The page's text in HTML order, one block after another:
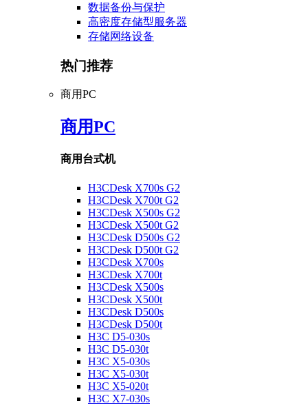
数据备份与保护
高密度存储型服务器
存储网络设备
热门推荐
商用PC
商用PC
商用台式机
H3CDesk X700s G2
H3CDesk X700t G2
H3CDesk X500s G2
H3CDesk X500t G2
H3CDesk D500s G2
H3CDesk D500t G2
H3CDesk X700s
H3CDesk X700t
H3CDesk X500s
H3CDesk X500t
H3CDesk D500s
H3CDesk D500t
H3C D5-030s
H3C D5-030t
H3C X5-030s
H3C X5-030t
H3C X5-020t
H3C X7-030s